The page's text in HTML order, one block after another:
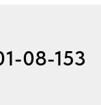
08-153